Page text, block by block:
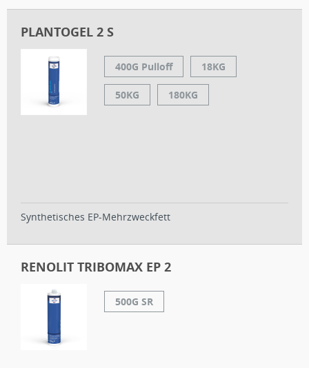
PLANTOGEL 2 S
400G Pulloff 18KG
50KG 180KG
Synthetisches EP-Mehrzweckfett
RENOLIT TRIBOMAX EP 2
500G SR